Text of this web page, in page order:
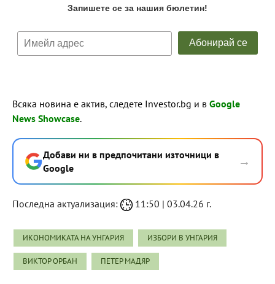
Всяка новина е актив, следете Investor.bg и в Google
News Showcase.
Добави ни в предпочитани източници в
Google
→
Последна актуализация: 11:50 | 03.04.26 г.
ИКОНОМИКАТА НА УНГАРИЯ ИЗБОРИ В УНГАРИЯ
ВИКТОР ОРБАН ПЕТЕР МАДЯР